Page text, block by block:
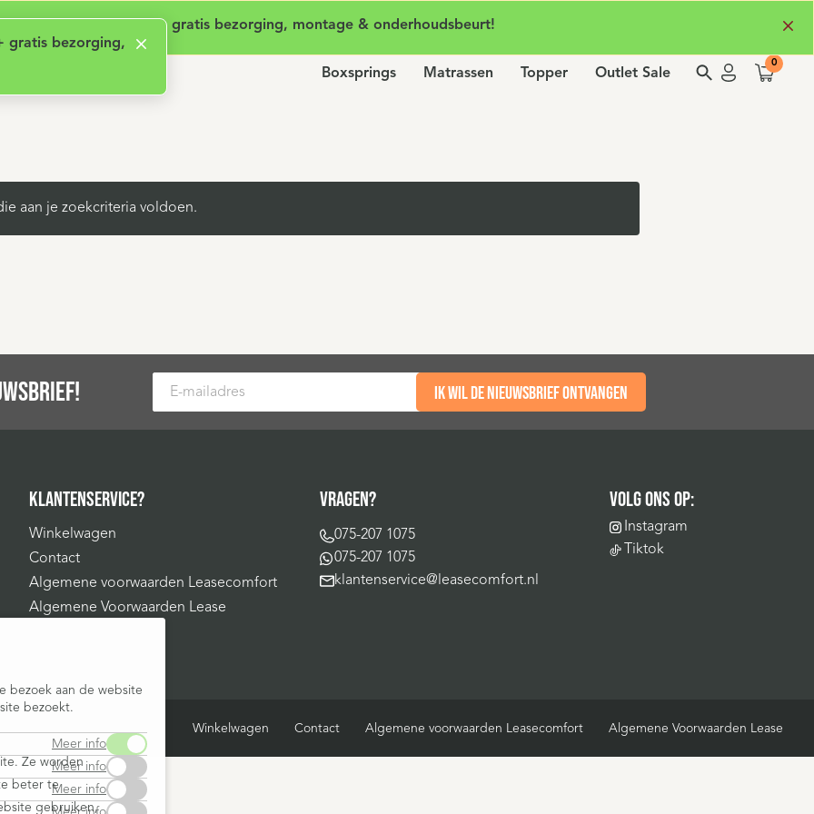
Nu 1 maand gratis + gratis bezorging, montage & onderhoudsbeurt!
gratis bezorging,
aanschafkosten
Boxsprings Matrassen Topper Outlet Sale
aan je zoekcriteria voldoen.
E-mailadres Ik wil de nieuwsbrief ontvangen
KLANTENSERVICE?
Winkelwagen
Contact
Algemene voorwaarden Leasecomfort
Algemene Voorwaarden Lease
VRAGEN?
075-207 1075
075-207 1075
klantenservice@leasecomfort.nl
VOLG ONS OP:
Instagram
Tiktok
Winkelwagen Contact Algemene voorwaarden Leasecomfort Algemene Voorwaarden Lease
bezoek aan de website
bezoekt.
Meer info
Ze worden
Meer info
beter teMeer info
gebruiken,